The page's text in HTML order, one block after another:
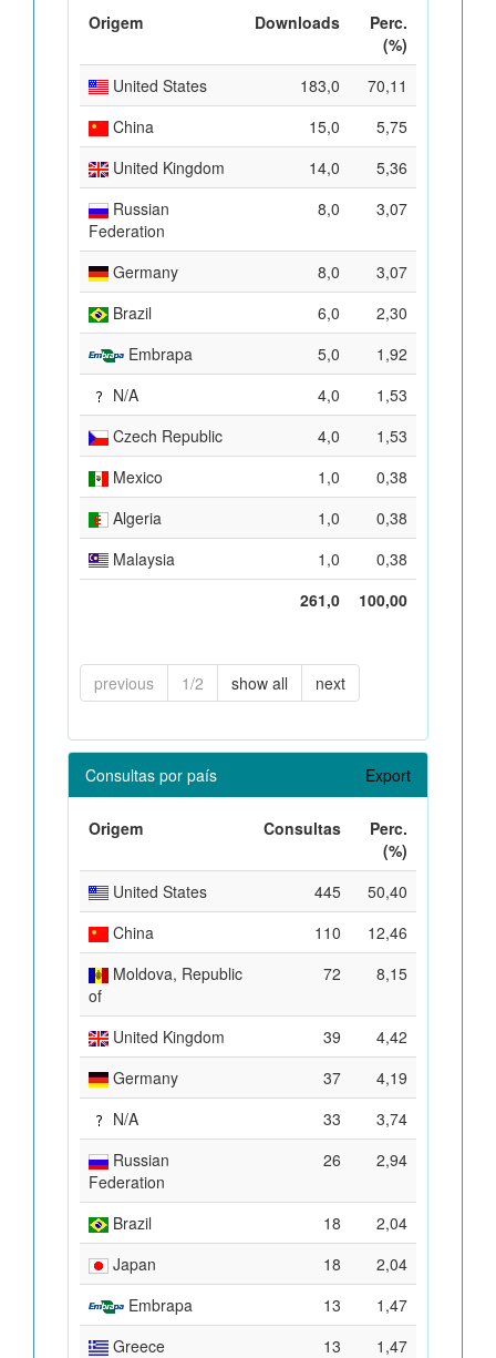
Origem Downloads
Perc.
(%)
United States
183,0
70,11
China
15,0
5,75
United Kingdom
14,0
5,36
Russian
Federation
8,0 3,07
Germany 8,0
3,07
Brazil
6,0
2,30
Embrapa
5,0
1,92
N/A
4,0
1,53
Czech Republic
4,0
1,53
Mexico
1,0
0,38
Algeria
1,0
0,38
Malaysia
1,0
0,38
261,0
100,00
previous 1/2 show all next
Consultas por país Export
Origem Consultas
Perc.
(%)
United States
445
50,40
China
110
12,46
Moldova, Republic
of
72 8,15
United Kingdom 39
4,42
Germany
37
4,19
N/A
33
3,74
Russian
Federation
26 2,94
Brazil 18
2,04
Japan
18
2,04
Embrapa
13
1,47
Greece
13
1,47